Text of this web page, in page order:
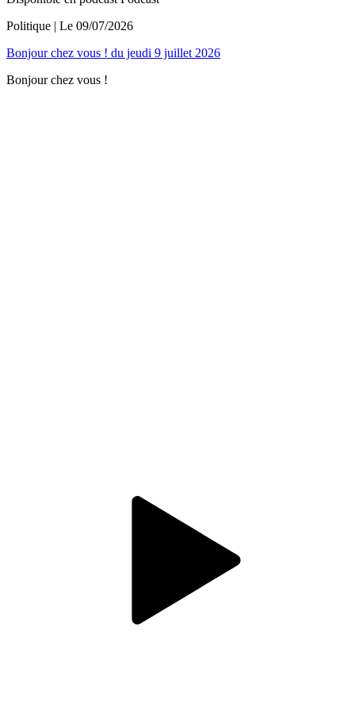
Politique | Le 09/07/2026
Bonjour chez vous ! du jeudi 9 juillet 2026
Bonjour chez vous !